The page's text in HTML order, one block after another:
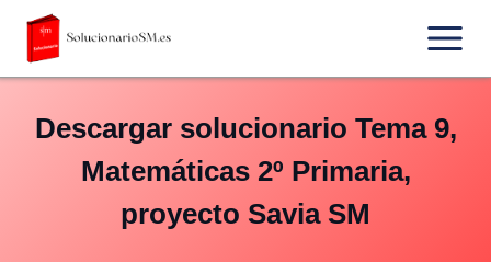
Saltar
contenido
Descargar solucionario Tema 9,
Matemáticas 2º Primaria,
proyecto Savia SM